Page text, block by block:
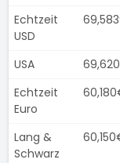
Echtzeit
USD
USA
Echtzeit
Euro
Lang &
Schwarz